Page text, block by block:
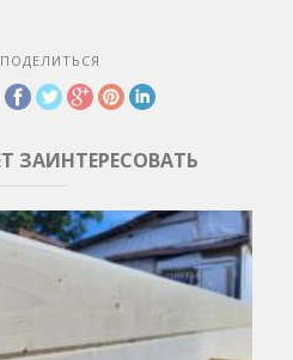
ПОДЕЛИТЬСЯ
ЗАИНТЕРЕСОВАТЬ